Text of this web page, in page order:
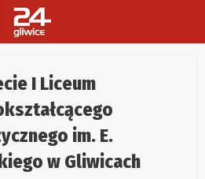
I Liceum
im. E.
w Gliwicach